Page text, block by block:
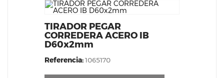
TIRADOR PEGAR
CORREDERA ACERO IB
D60x2mm
Referencia:1065170